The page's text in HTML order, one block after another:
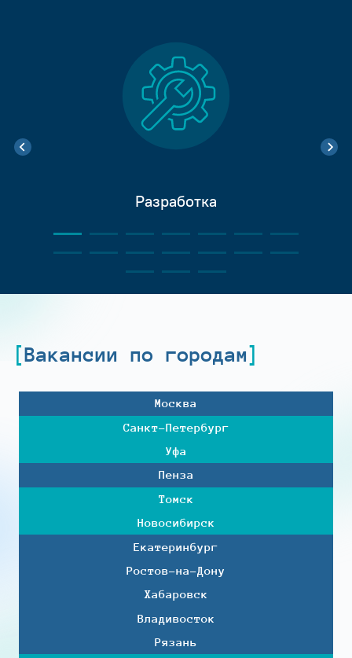
Разработка
Вакансии по городам
Москва
Санкт-Петербург
Уфа
Пенза
Томск
Новосибирск
Екатеринбург
Ростов-на-Дону
Хабаровск
Владивосток
Рязань